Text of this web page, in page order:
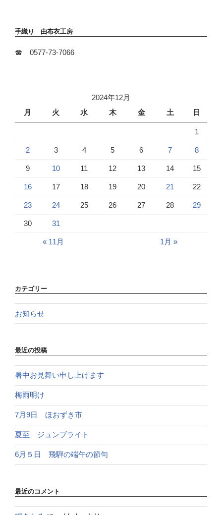
手織り 由布衣工房
☎ 0577-73-7066
2024年12月
月
火 水 木 金 土 日
1
2 3 4 5 6 7 8
9 10 11 12 13 14 15
16 17 18 19 20 21 22
23 24 25 26 27 28 29
30 31
« 11月 1月 »
カテゴリー
お知らせ
最近の投稿
暑中お見舞い申し上げます
梅雨明け
7月9日 ほおずき市
夏至 ジュンブライト
6月５日 飛騨の端午の節句
最近のコメント